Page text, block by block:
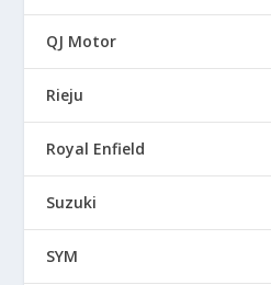
QJ Motor
Rieju
Royal Enfield
Suzuki
SYM